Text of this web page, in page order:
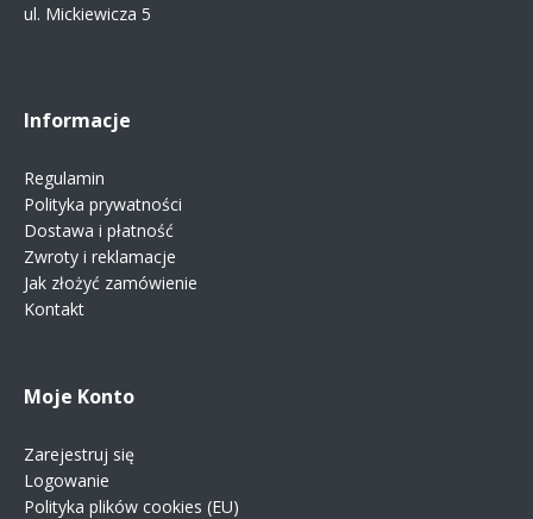
ul. Mickiewicza 5
Informacje
Regulamin
Polityka prywatności
Dostawa i płatność
Zwroty i reklamacje
Jak złożyć zamówienie
Kontakt
Moje Konto
Zarejestruj się
Logowanie
Polityka plików cookies (EU)